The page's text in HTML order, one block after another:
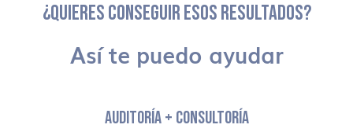
¿QUIERES CONSEGUIR ESOS RESULTADOS?
Así te puedo ayudar
AUDITORÍA + CONSULTORÍA